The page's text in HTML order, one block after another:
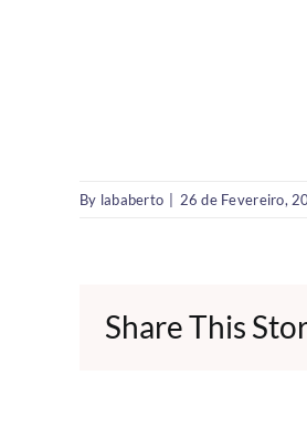
By lababerto | 26 de Fevereiro,
Share This